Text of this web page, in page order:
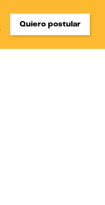
Quiero postular